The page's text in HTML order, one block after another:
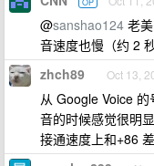
@sanshao124 老
音速度也慢（约 2
zhch89 Oct 13,
从 Google Voice
音的时候感觉很明
接通速度上和+86